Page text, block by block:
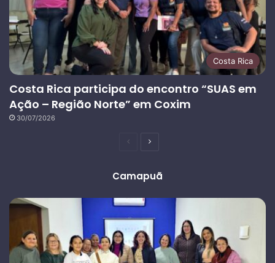
Costa Rica
Costa Rica participa do encontro “SUAS em
Ação – Região Norte” em Coxim
30/07/2026
PáginaPróxima
Camapuã